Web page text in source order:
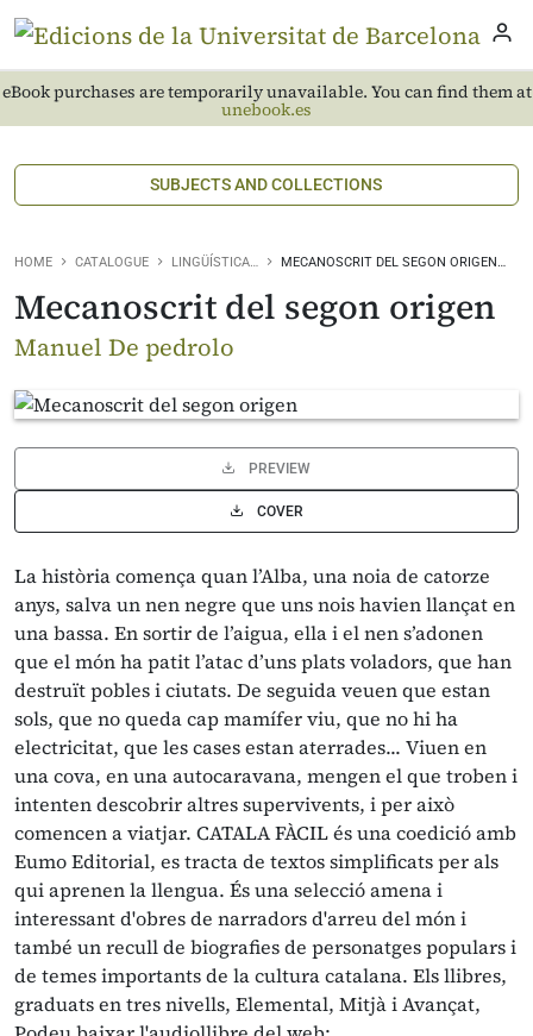
eBook purchases are temporarily unavailable. You can find them at
unebook.es
SUBJECTS AND COLLECTIONS
HOME CATALOGUE LINGÜÍSTICA… MECANOSCRIT DEL SEGON ORIGEN…
Mecanoscrit del segon origen
Manuel De pedrolo
PREVIEW
COVER
La història comença quan l’Alba, una noia de catorze
anys, salva un nen negre que uns nois havien llançat en
una bassa. En sortir de l’aigua, ella i el nen s’adonen
que el món ha patit l’atac d’uns plats voladors, que han
destruït pobles i ciutats. De seguida veuen que estan
sols, que no queda cap mamífer viu, que no hi ha
electricitat, que les cases estan aterrades... Viuen en
una cova, en una autocaravana, mengen el que troben i
intenten descobrir altres supervivents, i per això
comencen a viatjar. CATALA FÀCIL és una coedició amb
Eumo Editorial, es tracta de textos simplificats per als
qui aprenen la llengua. És una selecció amena i
interessant d'obres de narradors d'arreu del món i
també un recull de biografies de personatges populars i
de temes importants de la cultura catalana. Els llibres,
graduats en tres nivells, Elemental, Mitjà i Avançat,